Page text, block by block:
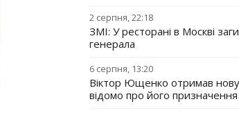
2 серпня, 22:18
ЗМІ: У ресторані в Москві
генерала
6 серпня, 13:20
Віктор Ющенко отримав
відомо про його призначення